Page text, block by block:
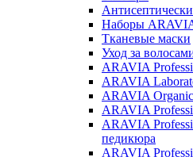
Наборы
Тканевые маски
Уход за
ARAVIA
ARAVIA
ARAVIA Organic
ARAVIA
ARAVIA
педикюра
ARAVIA